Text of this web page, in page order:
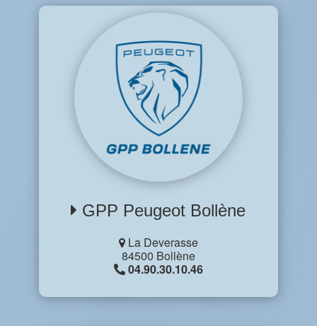
GPP Peugeot Bollène
La Deverasse
84500 Bollène
04.90.30.10.46